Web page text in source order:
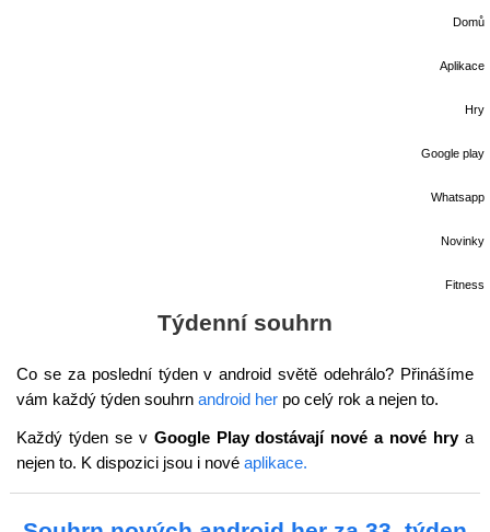
Domů
Aplikace
Hry
Google play
Whatsapp
Novinky
Fitness
Týdenní souhrn
Co se za poslední týden v android světě odehrálo? Přinášíme
vám každý týden souhrn android herpo celý rok a nejen to.
Každý týden se v Google Play dostávají nové a nové hrya
nejen to. K dispozici jsou i nové aplikace.